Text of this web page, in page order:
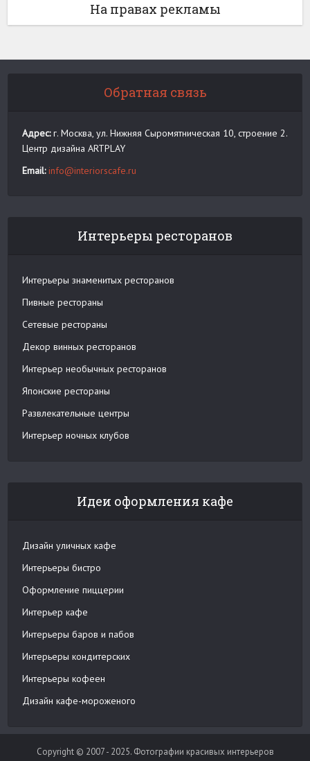
На правах рекламы
Обратная связь
Адрес:г. Москва, ул. Нижняя Сыромятническая 10, строение 2.
Центр дизайна ARTPLAY
Email: info@interiorscafe.ru
Интерьеры ресторанов
Интерьеры знаменитых ресторанов
Пивные рестораны
Сетевые рестораны
Декор винных ресторанов
Интерьер необычных ресторанов
Японские рестораны
Развлекательные центры
Интерьер ночных клубов
Идеи оформления кафе
Дизайн уличных кафе
Интерьеры бистро
Оформление пиццерии
Интерьер кафе
Интерьеры баров и пабов
Интерьеры кондитерских
Интерьеры кофеен
Дизайн кафе-мороженого
Copyright © 2007 - 2025. Фотографии красивых интерьеров